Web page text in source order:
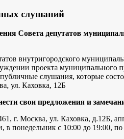
слушаний
Совета депутатов
внутригородского
проекта муниципального
слушания, которые
ул. Каховка, 12Б
свои предложения и
г. Москва, ул. Каховка, д.12Б,
понедельник с 10:00 до 19:00,